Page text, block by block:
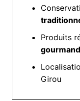
Produits
Girou